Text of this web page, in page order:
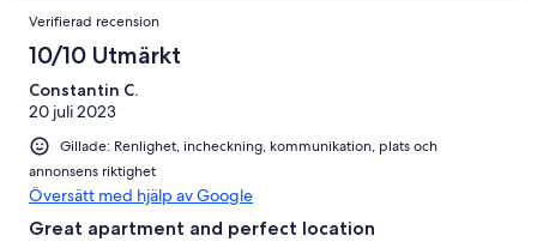
Verifierad recension
10/10 Utmärkt
Constantin C.
20 juli 2023
Gillade: Renlighet, incheckning, kommunikation, plats och
annonsens riktighet
Översätt med hjälp av Google
Great apartment and perfect location